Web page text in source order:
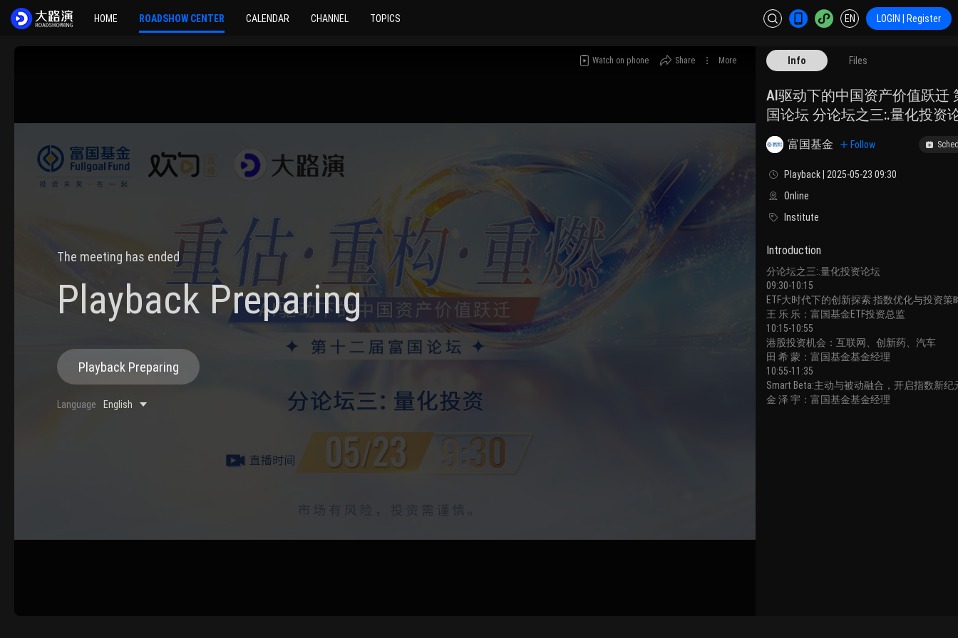
HOME ROADSHOW CENTER CALENDAR CHANNEL TOPICS EN LOGIN | Register
Watch on phone Share More
The meeting has ended
Playback Preparing
Playback Preparing
Language English
Info Files
AI驱动下的中国资产价值跃迁
国论坛 分论坛之三:.量化投资
富国基金 Follow
Playback | 2025-05-23 09:30
Online
Institute
Introduction
分论坛之三:.量化投资论坛
09:30-10:15
ETF大时代下的创新探索:指数优化与投资策
王 乐 乐：富国基金ETF投资总监
10:15-10:55
港股投资机会：互联网、创新药、汽车
田 希 蒙：富国基金基金经理
10:55-11:35
Smart Beta:主动与被动融合，开启指数新纪
金 泽 宇：富国基金基金经理
0/500 Words
Please upload .jpg, .png, .gif format images, size <5M
Phone